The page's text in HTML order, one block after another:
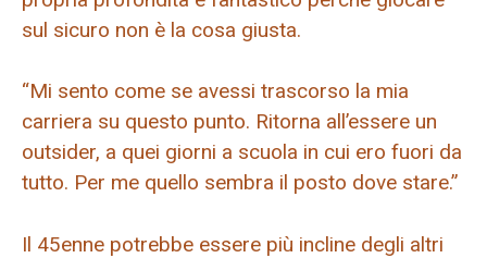
sul sicuro non è la cosa giusta.
“Mi sento come se avessi trascorso la mia
carriera su questo punto. Ritorna all’essere un
outsider, a quei giorni a scuola in cui ero fuori da
tutto. Per me quello sembra il posto dove stare.”
Il 45enne potrebbe essere più incline degli altri